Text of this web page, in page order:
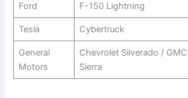
Ford F-150 Lightning
Tesla Cybertruck
General
Motors
Chevrolet Silverado / GMC
Sierra